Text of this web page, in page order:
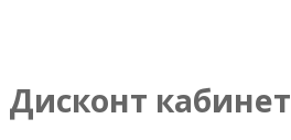
Дисконт кабинет